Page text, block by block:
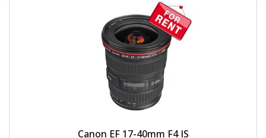
Canon EF 17-40mm F4 IS